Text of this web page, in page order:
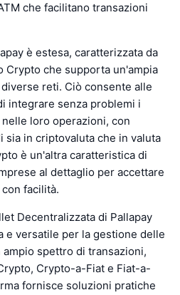
che facilitano transazioni
è estesa, caratterizzata da
Crypto che supporta un'ampia
reti. Ciò consente alle
integrare senza problemi i
loro operazioni, con
in criptovaluta che in valuta
è un'altra caratteristica di
al dettaglio per accettare
facilità.
Decentralizzata di Pallapay
e versatile per la gestione delle
spettro di transazioni,
Crypto-a-Fiat e Fiat-a-
fornisce soluzioni pratiche